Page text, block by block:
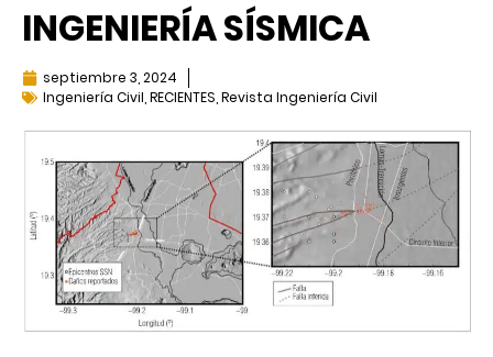
INGENIERÍA SÍSMICA
septiembre 3, 2024
Ingeniería Civil RECIENTES Revista Ingeniería Civil